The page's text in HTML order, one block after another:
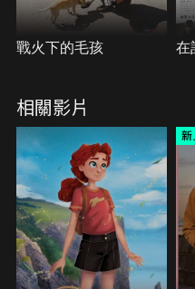
戰火下的毛孩 在
相關影片